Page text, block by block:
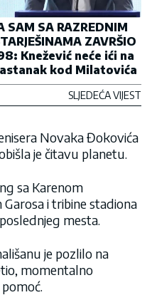
SAM SA RAZREDNIM
ZAVRŠIO
Knežević neće ići na
kod Milatovića
SLJEDEĆA VIJEST
Novaka Đokovića
je čitavu planetu.
sa Karenom
i tribine stadiona
mesta.
je pozlilo na
momentalno